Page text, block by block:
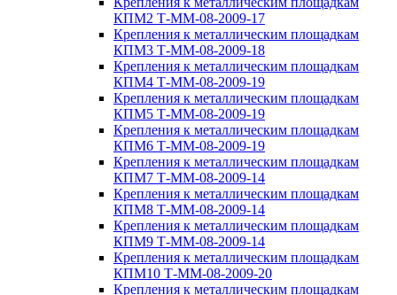
КПМ2 Т-ММ-08-2009-17
Крепления к металлическим площадкам
КПМ3 Т-ММ-08-2009-18
Крепления к металлическим площадкам
КПМ4 Т-ММ-08-2009-19
Крепления к металлическим площадкам
КПМ5 Т-ММ-08-2009-19
Крепления к металлическим площадкам
КПМ6 Т-ММ-08-2009-19
Крепления к металлическим площадкам
КПМ7 Т-ММ-08-2009-14
Крепления к металлическим площадкам
КПМ8 Т-ММ-08-2009-14
Крепления к металлическим площадкам
КПМ9 Т-ММ-08-2009-14
Крепления к металлическим площадкам
КПМ10 Т-ММ-08-2009-20
Крепления к металлическим площадкам